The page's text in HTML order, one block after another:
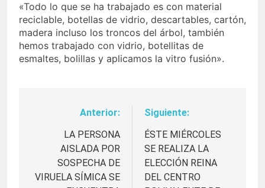
«Todo lo que se ha trabajado es con material
reciclable, botellas de vidrio, descartables, cartón,
madera incluso los troncos del árbol, también
hemos trabajado con vidrio, botellitas de
esmaltes, bolillas y aplicamos la vitro fusión».
Navegación
entradas
Anterior:
LA PERSONA
AISLADA POR
SOSPECHA DE
VIRUELA SÍMICA SE
Siguiente:
ÉSTE MIÉRCOLES
SE REALIZA LA
ELECCIÓN REINA
DEL CENTRO